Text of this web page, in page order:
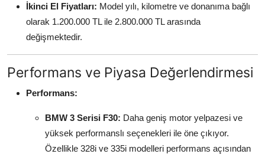
İkinci El Fiyatları: Model yılı, kilometre ve donanıma bağlı
olarak 1.200.000 TL ile 2.800.000 TL arasında
değişmektedir.
Performans ve Piyasa Değerlendirmesi
Performans:
BMW 3 Serisi F30: Daha geniş motor yelpazesi ve
yüksek performanslı seçenekleri ile öne çıkıyor.
Özellikle 328i ve 335i modelleri performans açısından